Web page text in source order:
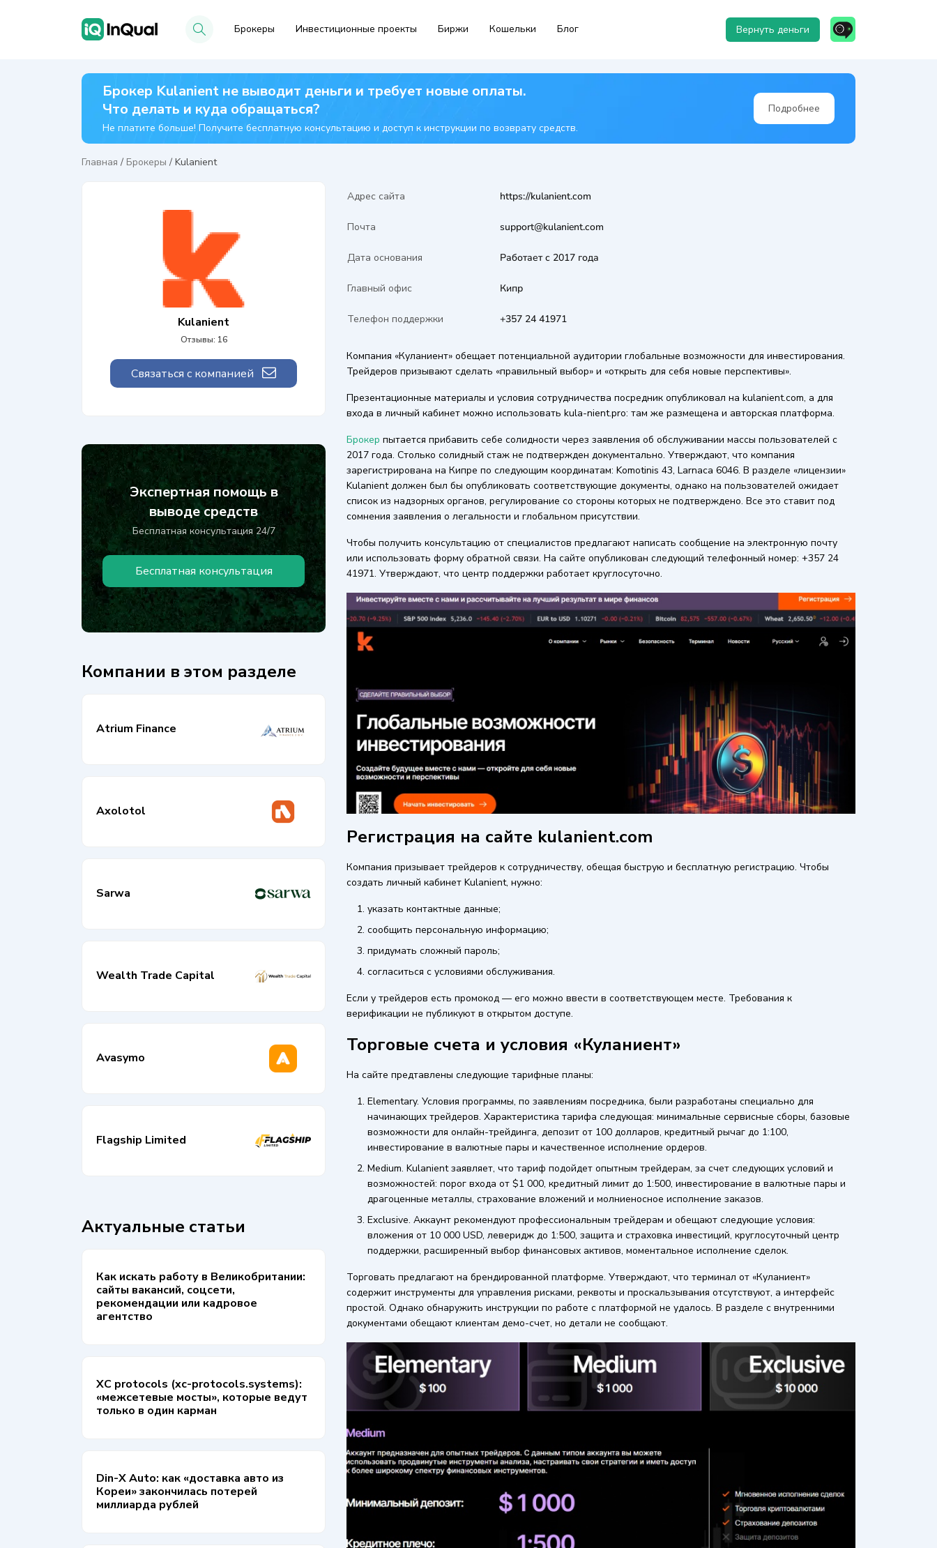
Брокеры Инвестиционные проекты Биржи Кошельки Блог Вернуть деньги
Брокер Kulanient не выводит деньги и требует новые оплаты.
Что делать и куда обращаться?
Не платите больше! Получите бесплатную консультацию и доступ к инструкции по возврату средств.
Подробнее
Главная / Брокеры / Kulanient
Kulanient
Отзывы: 16
Связаться с компанией
Экспертная помощь в
выводе средств
Бесплатная консультация 24/7
Бесплатная консультация
Компании в этом разделе
Atrium Finance
Axolotol
Sarwa
Wealth Trade Capital
Avasymo
Flagship Limited
Актуальные статьи
Как искать работу в Великобритании:
сайты вакансий, соцсети,
рекомендации или кадровое
агентство
XC protocols (xc-protocols.systems):
«межсетевые мосты», которые ведут
только в один карман
Din-X Auto: как «доставка авто из
Кореи» закончилась потерей
миллиарда рублей
Адрес сайта https://kulanient.com
Почта support@kulanient.com
Дата основания Работает с 2017 года
Главный офис Кипр
Телефон поддержки +357 24 41971
Компания «Куланиент» обещает потенциальной аудитории глобальные возможности для инвестирования.
Трейдеров призывают сделать «правильный выбор» и «открыть для себя новые перспективы».
Презентационные материалы и условия сотрудничества посредник опубликовал на kulanient.com, а для
входа в личный кабинет можно использовать kula-nient.pro: там же размещена и авторская платформа.
Брокер пытается прибавить себе солидности через заявления об обслуживании массы пользователей с
2017 года. Столько солидный стаж не подтвержден документально. Утверждают, что компания
зарегистрирована на Кипре по следующим координатам: Komotinis 43, Larnaca 6046. В разделе «лицензии»
Kulanient должен был бы опубликовать соответствующие документы, однако на пользователей ожидает
список из надзорных органов, регулирование со стороны которых не подтверждено. Все это ставит под
сомнения заявления о легальности и глобальном присутствии.
Чтобы получить консультацию от специалистов предлагают написать сообщение на электронную почту
или использовать форму обратной связи. На сайте опубликован следующий телефонный номер: +357 24
41971. Утверждают, что центр поддержки работает круглосуточно.
Регистрация на сайте kulanient.com
Компания призывает трейдеров к сотрудничеству, обещая быструю и бесплатную регистрацию. Чтобы
создать личный кабинет Kulanient, нужно:
указать контактные данные;
сообщить персональную информацию;
придумать сложный пароль;
согласиться с условиями обслуживания.
Если у трейдеров есть промокод — его можно ввести в соответствующем месте. Требования к
верификации не публикуют в открытом доступе.
Торговые счета и условия «Куланиент»
На сайте предтавлены следующие тарифные планы:
Elementary. Условия программы, по заявлениям посредника, были разработаны специально для
начинающих трейдеров. Характеристика тарифа следующая: минимальные сервисные сборы, базовые
возможности для онлайн-трейдинга, депозит от 100 долларов, кредитный рычаг до 1:100,
инвестирование в валютные пары и качественное исполнение ордеров.
Medium. Kulanient заявляет, что тариф подойдет опытным трейдерам, за счет следующих условий и
возможностей: порог входа от $1 000, кредитный лимит до 1:500, инвестирование в валютные пары и
драгоценные металлы, страхование вложений и молниеносное исполнение заказов.
Exclusive. Аккаунт рекомендуют профессиональным трейдерам и обещают следующие условия:
вложения от 10 000 USD, леверидж до 1:500, защита и страховка инвестиций, круглосуточный центр
поддержки, расширенный выбор финансовых активов, моментальное исполнение сделок.
Торговать предлагают на брендированной платформе. Утверждают, что терминал от «Куланиент»
содержит инструменты для управления рисками, реквоты и проскальзывания отсутствуют, а интерфейс
простой. Однако обнаружить инструкции по работе с платформой не удалось. В разделе с внутренними
документами обещают клиентам демо-счет, но детали не сообщают.